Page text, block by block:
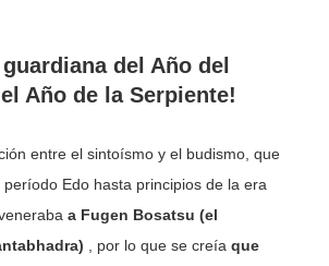
del Año del
Año de la Serpiente!
entre el sintoísmo y el budismo, que
Edo hasta principios de la era
a Fugen Bosatsu (el
, por lo que se creía que